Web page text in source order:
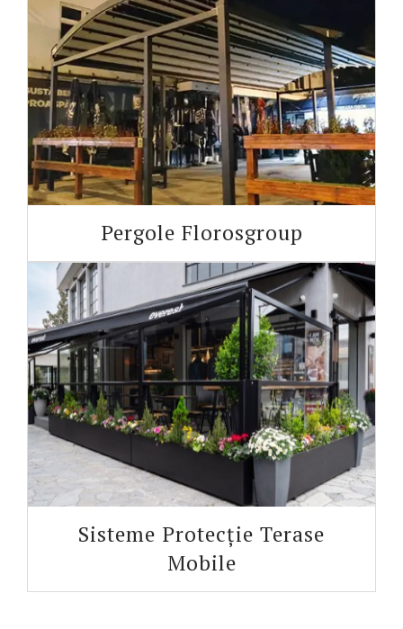
Pergole Florosgroup
Sisteme Protecție Terase
Mobile